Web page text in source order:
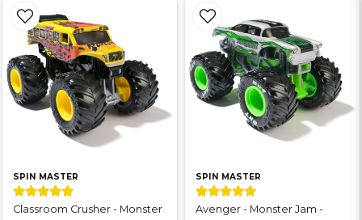
SPIN MASTER
Classroom Crusher - Monster
SPIN MASTER
Avenger - Monster Jam -